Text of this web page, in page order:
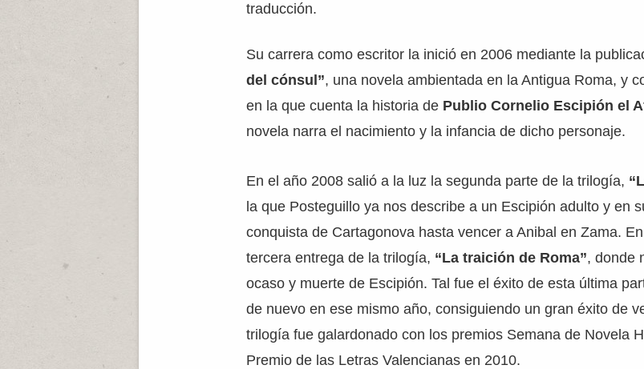
traducción.
Su carrera como escritor la inició en 2006 mediante la
del cónsul”, una novela ambientada en la Antigua Roma, y
en la que cuenta la historia de Publio Cornelio Escipión el
novela narra el nacimiento y la infancia de dicho personaje.
En el año 2008 salió a la luz la segunda parte de la trilogía,
la que Posteguillo ya nos describe a un Escipión adulto y en
conquista de Cartagonova hasta vencer a Anibal en Zama.
tercera entrega de la trilogía, “La traición de Roma”, donde
ocaso y muerte de Escipión. Tal fue el éxito de esta última
de nuevo en ese mismo año, consiguiendo un gran éxito de
trilogía fue galardonado con los premios Semana de Novela
Premio de las Letras Valencianas en 2010.